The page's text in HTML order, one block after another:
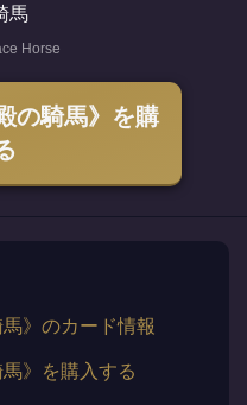
馬
Horse
の騎馬》を購
馬》のカード情報
馬》を購入する